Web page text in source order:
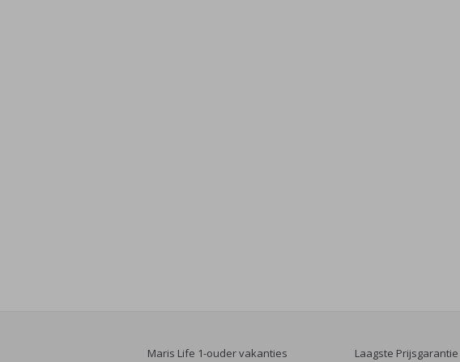
Maris Life 1-ouder vakanties
Laagste Prijsgarantie